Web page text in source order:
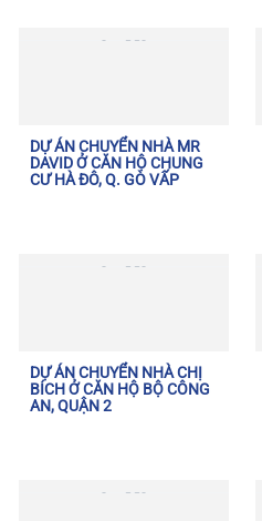
DỰ ÁN CHUYỂN NHÀ MR
DAVID Ở CĂN HỘ CHUNG
CƯ HÀ ĐÔ, Q. GÒ VẤP
DỰ ÁN CHUYỂN NHÀ CHỊ
BÍCH Ở CĂN HỘ BỘ CÔNG
AN, QUẬN 2